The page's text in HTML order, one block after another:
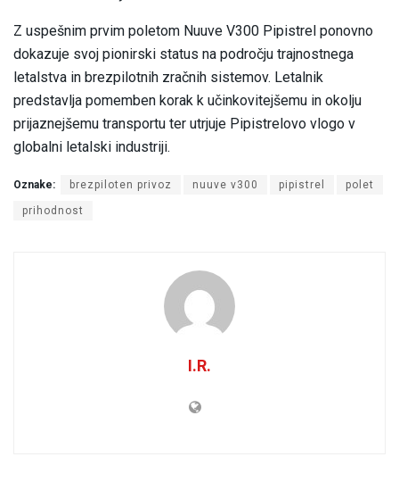
Z uspešnim prvim poletom Nuuve V300 Pipistrel ponovno
dokazuje svoj pionirski status na področju trajnostnega
letalstva in brezpilotnih zračnih sistemov. Letalnik
predstavlja pomemben korak k učinkovitejšemu in okolju
prijaznejšemu transportu ter utrjuje Pipistrelovo vlogo v
globalni letalski industriji.
Oznake: brezpiloten privoz nuuve v300 pipistrel polet
prihodnost
I.R.